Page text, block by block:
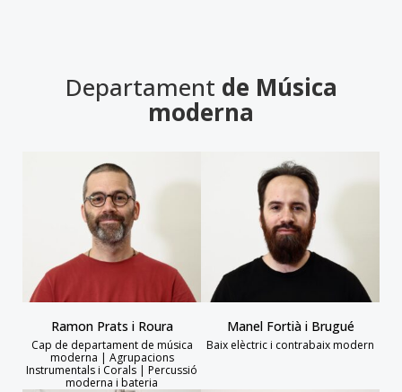
Departament de Música
moderna
Ramon Prats i Roura
Cap de departament de música
moderna | Agrupacions
Instrumentals i Corals | Percussió
moderna i bateria
Manel Fortià i Brugué
Baix elèctric i contrabaix modern